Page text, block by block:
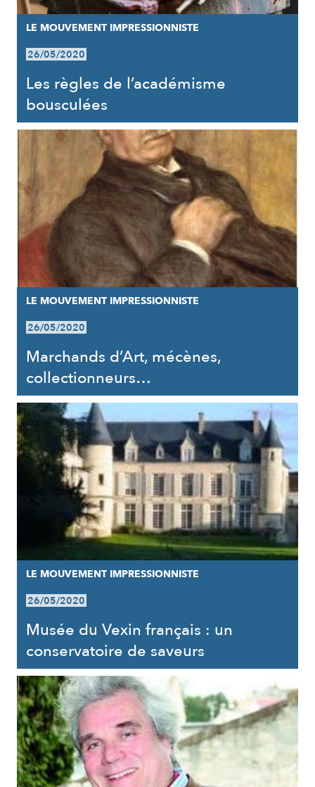
LE MOUVEMENT IMPRESSIONNISTE
26/05/2020
Les règles de l’académisme
bousculées
LE MOUVEMENT IMPRESSIONNISTE
26/05/2020
Marchands d’Art, mécènes,
collectionneurs…
LE MOUVEMENT IMPRESSIONNISTE
26/05/2020
Musée du Vexin français : un
conservatoire de saveurs